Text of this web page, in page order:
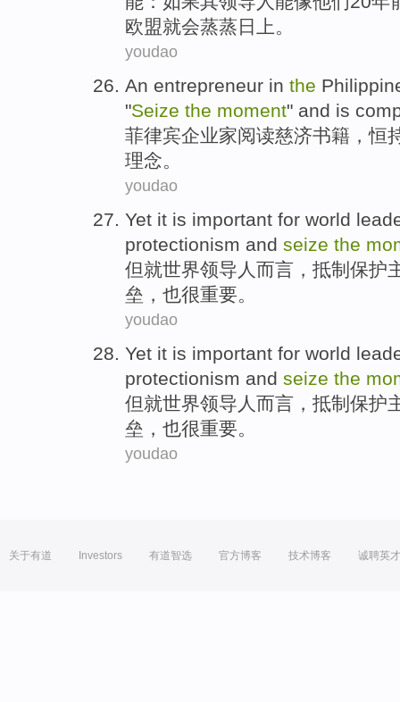
欧盟就会蒸蒸日上。
youdao
An entrepreneur in the
"Seize the moment" and is
菲律宾企业家阅读慈济书籍 ，恒
理念。
youdao
Yet it is important for world
protectionism and seize the
但就世界领导人而言 ， 抵制 保护
垒，也很重要。
youdao
Yet it is important for world
protectionism and seize the
但就世界领导人而言 ， 抵制保护
垒，也很重要。
youdao
关于有道 Investors 有道智选 官方博客 技术博客 诚聘英才